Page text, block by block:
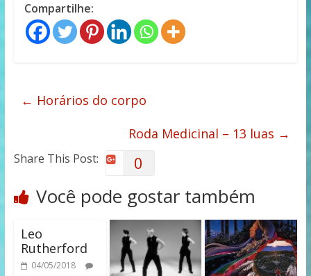
Compartilhe:
← Horários do corpo
Roda Medicinal – 13 luas →
Share This Post: 0
Você pode gostar também
Leo
Rutherford
04/05/2018